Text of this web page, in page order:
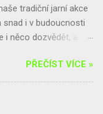
tradiční jarní akce
snad i v budoucnosti
něco dozvědět, a to
které tuto
zde se naše
spolupracujeme již
PŘEČÍST VÍCE »